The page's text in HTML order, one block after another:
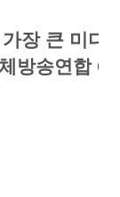
장 큰 미디
방송연합